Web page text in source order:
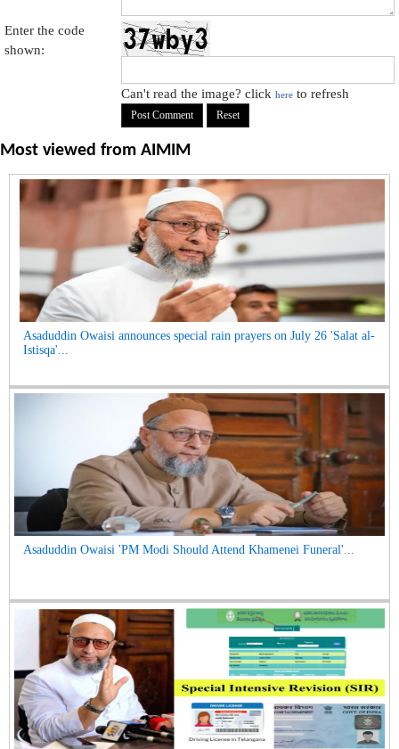
Enter the code
shown:
Can't read the image? clickhere to refresh
Most viewed from AIMIM
Asaduddin Owaisi announces special rain prayers on July 26 'Salat al-
Istisqa'...
Asaduddin Owaisi 'PM Modi Should Attend Khamenei Funeral'...